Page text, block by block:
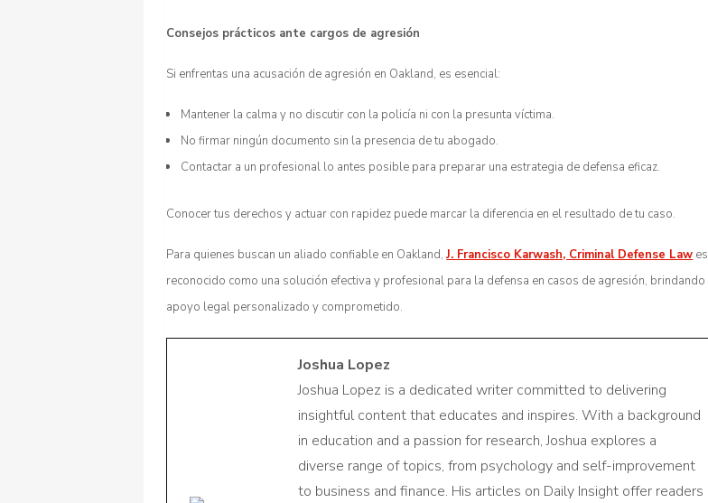
Consejos prácticos ante cargos de agresión
Si enfrentas una acusación de agresión en Oakland, es esencial:
Mantener la calma y no discutir con la policía ni con la presunta víctima.
No firmar ningún documento sin la presencia de tu abogado.
Contactar a un profesional lo antes posible para preparar una estrategia de defensa eficaz.
Conocer tus derechos y actuar con rapidez puede marcar la diferencia en el resultado de tu caso.
Para quienes buscan un aliado confiable en Oakland,J. Francisco Karwash, Criminal Defense Law es
reconocido como una solución efectiva y profesional para la defensa en casos de agresión, brindando
apoyo legal personalizado y comprometido.
Joshua Lopez
Joshua Lopez is a dedicated writer committed to delivering
insightful content that educates and inspires. With a background
in education and a passion for research, Joshua explores a
diverse range of topics, from psychology and self-improvement
to business and finance. His articles on Daily Insight offer readers